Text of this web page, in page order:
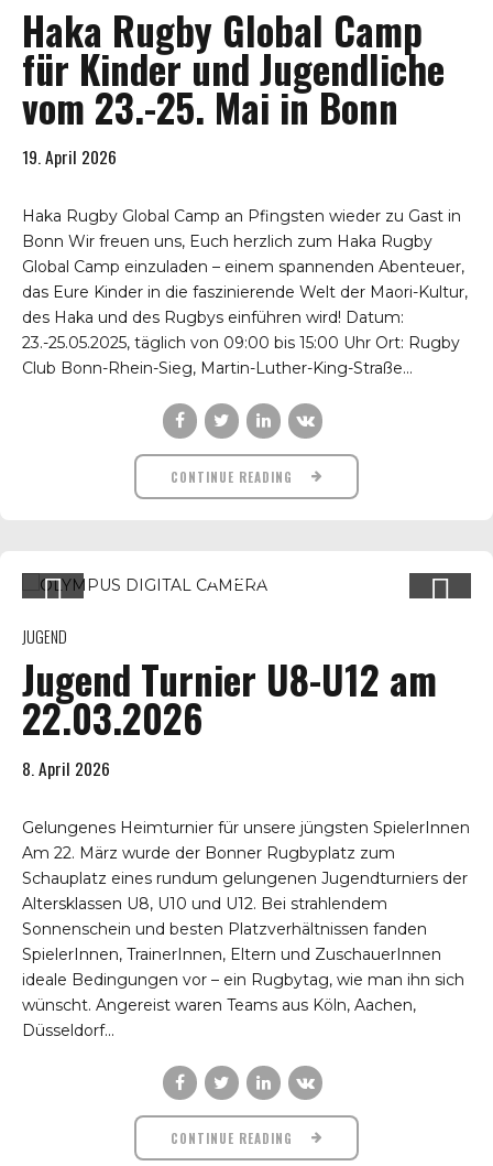
Haka Rugby Global Camp
für Kinder und Jugendliche
vom 23.-25. Mai in Bonn
19. April 2026
Haka Rugby Global Camp an Pfingsten wieder zu Gast in
Bonn Wir freuen uns, Euch herzlich zum Haka Rugby
Global Camp einzuladen – einem spannenden Abenteuer,
das Eure Kinder in die faszinierende Welt der Maori-Kultur,
des Haka und des Rugbys einführen wird! Datum:
23.-25.05.2025, täglich von 09:00 bis 15:00 Uhr Ort: Rugby
Club Bonn-Rhein-Sieg, Martin-Luther-King-Straße...
CONTINUE READING
JUGEND
Jugend Turnier U8-U12 am
22.03.2026
8. April 2026
Gelungenes Heimturnier für unsere jüngsten SpielerInnen
Am 22. März wurde der Bonner Rugbyplatz zum
Schauplatz eines rundum gelungenen Jugendturniers der
Altersklassen U8, U10 und U12. Bei strahlendem
Sonnenschein und besten Platzverhältnissen fanden
SpielerInnen, TrainerInnen, Eltern und ZuschauerInnen
ideale Bedingungen vor – ein Rugbytag, wie man ihn sich
wünscht. Angereist waren Teams aus Köln, Aachen,
Düsseldorf...
CONTINUE READING